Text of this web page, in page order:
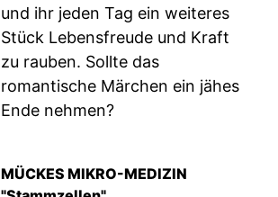
und ihr jeden Tag ein weiteres
Stück Lebensfreude und Kraft
zu rauben. Sollte das
romantische Märchen ein jähes
Ende nehmen?
MÜCKES MIKRO-MEDIZIN